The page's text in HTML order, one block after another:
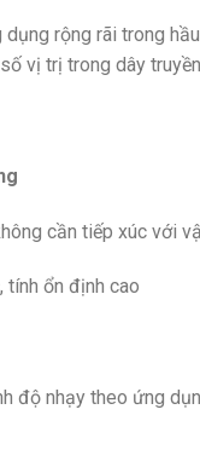
dụng rộng rãi trong
vị trị trong dây
cần tiếp xúc với
tính ổn định cao
độ nhạy theo ứng